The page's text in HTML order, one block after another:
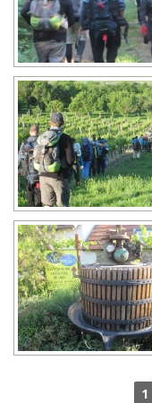
1